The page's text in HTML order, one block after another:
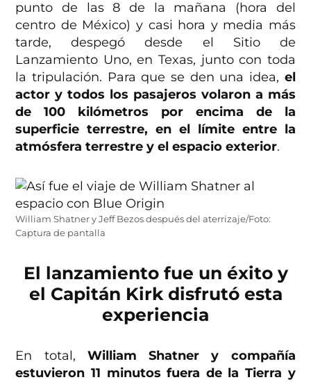
punto de las 8 de la mañana (hora del
centro de México) y casi hora y media más
tarde, despegó desde el Sitio de
Lanzamiento Uno, en Texas, junto con toda
la tripulación. Para que se den una idea, el
actor y todos los pasajeros volaron a más
de 100 kilómetros por encima de la
superficie terrestre, en el límite entre la
atmósfera terrestre y el espacio exterior.
William Shatner y Jeff Bezos después del aterrizaje/Foto:
Captura de pantalla
El lanzamiento fue un éxito y
el Capitán Kirk disfrutó esta
experiencia
En total, William Shatner y compañía
estuvieron 11 minutos fuera de la Tierra y